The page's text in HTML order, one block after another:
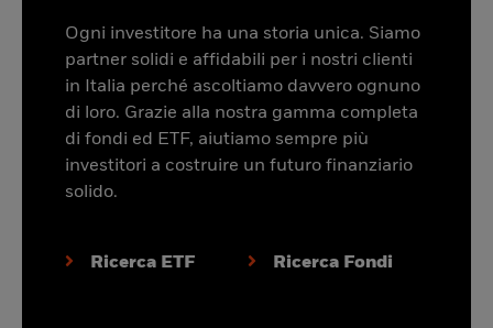
Ogni investitore ha una storia unica. Siamo
partner solidi e affidabili per i nostri clienti
in Italia perché ascoltiamo davvero ognuno
di loro. Grazie alla nostra gamma completa
di fondi ed ETF, aiutiamo sempre più
investitori a costruire un futuro finanziario
solido.
Ricerca ETF Ricerca Fondi